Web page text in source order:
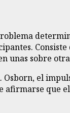
unas sobre
el
afirmarse que